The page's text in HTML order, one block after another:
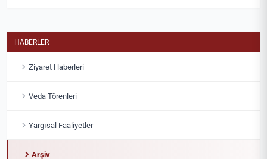
HABERLER
Ziyaret Haberleri
Veda Törenleri
Yargısal Faaliyetler
Arşiv